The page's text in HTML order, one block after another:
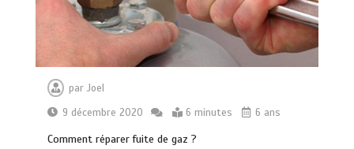
parJoel
9 décembre 2020
6 minutes 6 ans
Comment réparer fuite de gaz ?
0 10 minutes
6 minutes